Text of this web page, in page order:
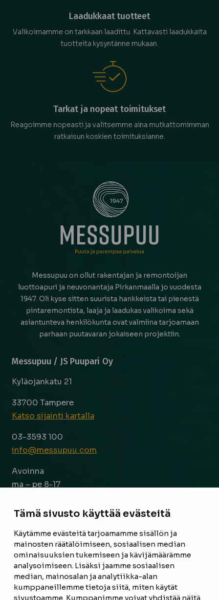
Tämä sivusto käyttää evästeitä
Käytämme evästeitä tarjoamamme sisällön ja
mainosten räätälöimiseen, sosiaalisen median
ominaisuuksien tukemiseen ja kävijämäärämme
analysoimiseen. Lisäksi jaamme sosiaalisen
median, mainosalan ja analytiikka-alan
kumppaneillemme tietoja siitä, miten käytät
sivustoamme. Kumppanimme voivat yhdistää näitä
Laadukkaat tuotteet
Valikoimamme on tarkkaan laadittu. Kattavasti laadukkaita
tuotteita kysyntänne mukaan.
Tarkat ja nopeat toimitukset
Reagoimme nopeasti ja valitsemme aina mutkattomimman
ratkaisun koskien toimituksianne.
Messupuu on ollut rakentajan ja remontoijan
luottoapuri ja neuvonantaja Pirkanmaalla jo vuodesta
1947. Oli kyse sitten suurista hankkeista tai pienestä
pintaremontista, laaja ja laadukas valikoima sekä
asiantunteva henkilökunta ovat valmiina tarjoamaan
parhaan puutavaran jokaiseen projektiin.
Messupuu / JS Puupari Oy
Kyläojankatu 21
33700 Tampere
Katso sijainti kartalla
03-3593 100
info@messupuu.com
Avoinna
ma – pe 8-17
ETUSIVU
TUOTTEET
REFERENSSIT